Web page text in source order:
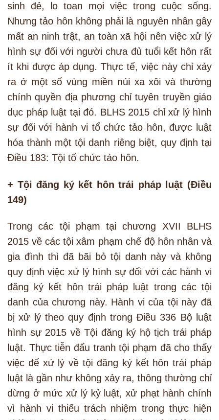
sinh đẻ, lo toan mọi việc trong cuộc sống.
Nhưng tảo hôn không phải là nguyên nhân gây
mất an ninh trật, an toàn xã hội nên việc xử lý
hình sự đối với người chưa đủ tuổi kết hôn rất
ít khi được áp dụng. Thực tế, việc này chỉ xảy
ra ở một số vùng miền núi xa xôi và thường
chính quyền địa phương chỉ tuyên truyền giáo
dục pháp luật tại đó. BLHS 2015 chỉ xử lý hình
sự đối với hành vi tổ chức tảo hôn, được luật
hóa thành một tội danh riêng biệt, quy định tại
Điều 183: Tội tổ chức tảo hôn.
+ Tội đăng ký kết hôn trái pháp luật (Điều
149)
Trong các tội phạm tại chương XVII BLHS
2015 về các tội xâm phạm chế độ hôn nhân và
gia đình thì đã bãi bỏ tội danh này và không
quy định việc xử lý hình sự đối với các hành vi
đăng ký kết hôn trái pháp luật trong các tội
danh của chương này. Hành vi của tội này đã
bị xử lý theo quy định trong Điều 336 Bộ luật
hình sự 2015 về Tội đăng ký hộ tịch trái pháp
luật. Thực tiễn đấu tranh tội phạm đã cho thấy
việc để xử lý về tội đăng ký kết hôn trái pháp
luật là gần như không xảy ra, thông thường chỉ
dừng ở mức xử lý kỷ luật, xử phạt hành chính
vì hành vi thiếu trách nhiệm trong thực hiện